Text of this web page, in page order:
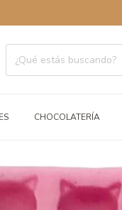
CHOCOLATERÍA